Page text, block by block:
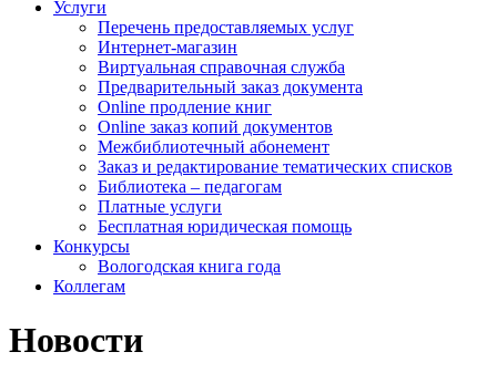
Услуги
Перечень предоставляемых услуг
Интернет-магазин
Виртуальная справочная служба
Предварительный заказ документа
Online продление книг
Online заказ копий документов
Межбиблиотечный абонемент
Заказ и редактирование тематических списков
Библиотека – педагогам
Платные услуги
Бесплатная юридическая помощь
Конкурсы
Вологодская книга года
Коллегам
Новости